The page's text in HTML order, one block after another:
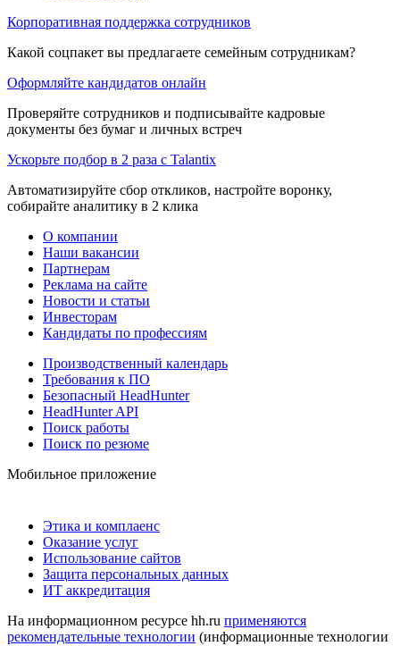
Корпоративная поддержка сотрудников
Какой соцпакет вы предлагаете семейным сотрудникам?
Оформляйте кандидатов онлайн
Проверяйте сотрудников и подписывайте кадровые
документы без бумаг и личных встреч
Ускорьте подбор в 2 раза с Talantix
Автоматизируйте сбор откликов, настройте воронку,
собирайте аналитику в 2 клика
О компании
Наши вакансии
Партнерам
Реклама на сайте
Новости и статьи
Инвесторам
Кандидаты по профессиям
Производственный календарь
Требования к ПО
Безопасный HeadHunter
HeadHunter API
Поиск работы
Поиск по резюме
Мобильное приложение
Этика и комплаенс
Оказание услуг
Использование сайтов
Защита персональных данных
ИТ аккредитация
На информационном ресурсе hh.ru применяются
рекомендательные технологии (информационные технологии